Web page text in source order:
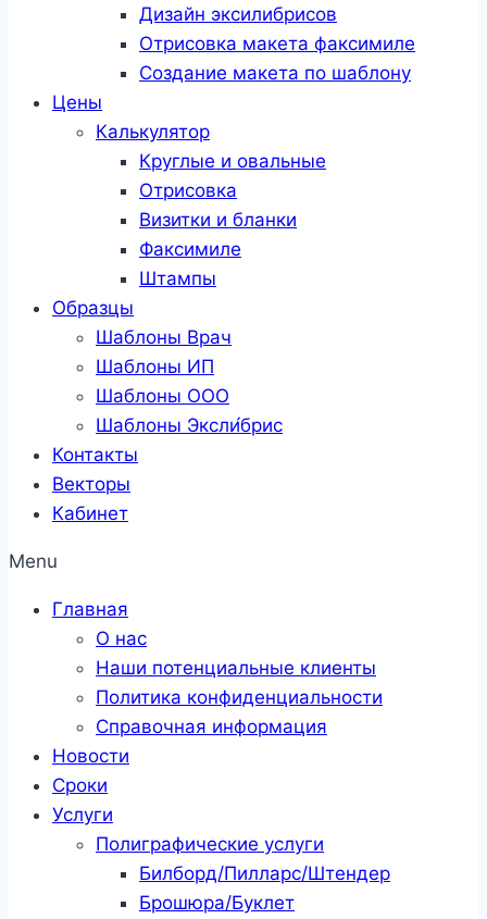
Дизайн эксилибрисов
Отрисовка макета факсимиле
Создание макета по шаблону
Цены
Калькулятор
Круглые и овальные
Отрисовка
Визитки и бланки
Факсимиле
Штампы
Образцы
Шаблоны Врач
Шаблоны ИП
Шаблоны ООО
Шаблоны Эксли́брис
Контакты
Векторы
Кабинет
Menu
Главная
О нас
Наши потенциальные клиенты
Политика конфиденциальности
Справочная информация
Новости
Сроки
Услуги
Полиграфические услуги
Билборд/Пилларс/Штендер
Брошюра/Буклет